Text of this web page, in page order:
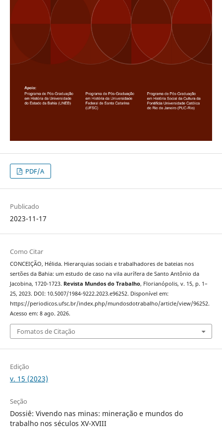
PDF/A
Publicado
2023-11-17
Como Citar
CONCEIÇÃO, Hélida. Hierarquias sociais e trabalhadores de bateias nos
sertões da Bahia: um estudo de caso na vila aurífera de Santo Antônio da
Jacobina, 1720-1723. Revista Mundos do Trabalho, Florianópolis, v. 15, p. 1–
25, 2023. DOI: 10.5007/1984-9222.2023.e96252. Disponível em:
https://periodicos.ufsc.br/index.php/mundosdotrabalho/article/view/96252.
Acesso em: 8 ago. 2026.
Fomatos de Citação
Edição
v. 15 (2023)
Seção
Dossiê: Vivendo nas minas: mineração e mundos do
trabalho nos séculos XV-XVIII